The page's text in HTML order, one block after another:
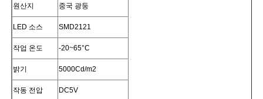
홈
제품
회사 소개
원산지 중국 광둥
LED 소스 SMD2121
작업 온도 -20~65°C
밝기 5000Cd/m2
작동 전압 DC5V